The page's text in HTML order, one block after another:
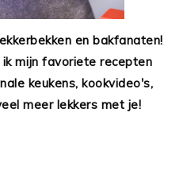
en bakfanaten!
ik mijn favoriete recepten
keukens, kookvideo's,
meer lekkers met je!